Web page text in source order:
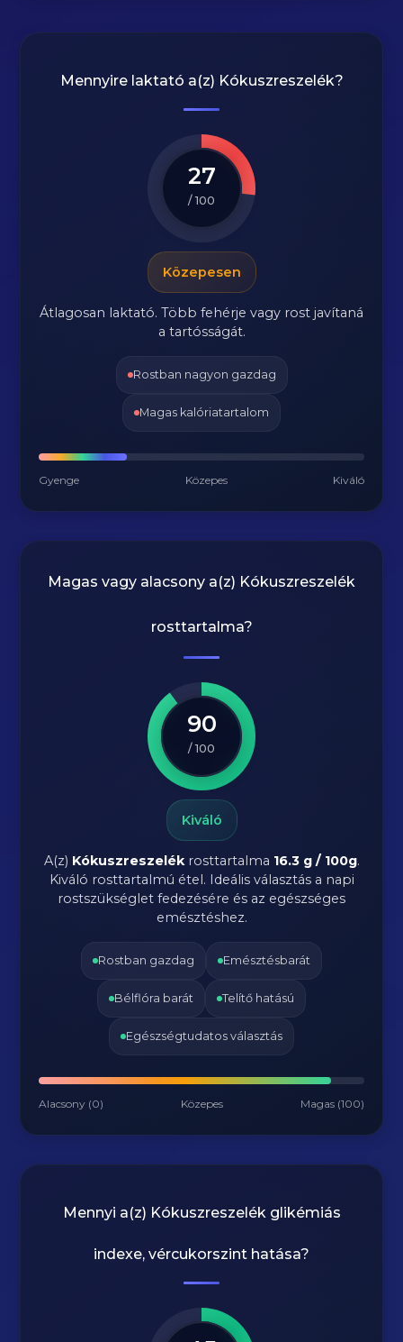
Mennyire laktató a(z) Kókuszreszelék?
27
/ 100
Közepesen
Átlagosan laktató. Több fehérje vagy rost javítaná
a tartósságát.
Rostban nagyon gazdag
Magas kalóriatartalom
Gyenge Közepes Kiváló
Magas vagy alacsony a(z) Kókuszreszelék
rosttartalma?
90
/ 100
Kiváló
A(z) Kókuszreszelékrosttartalma 16.3 g / 100g.
Kiváló rosttartalmú étel. Ideális választás a napi
rostszükséglet fedezésére és az egészséges
emésztéshez.
Rostban gazdag Emésztésbarát
Bélflóra barát Telítő hatású
Egészségtudatos választás
Alacsony (0) Közepes Magas (100)
Mennyi a(z) Kókuszreszelékglikémiás
indexe, vércukorszint hatása?